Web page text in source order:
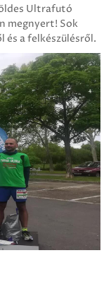
Ultrafutó
megnyert! Sok
és a felkészülésről.